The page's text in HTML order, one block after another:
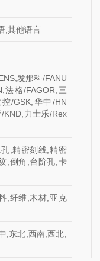
,其他语言
发那科/FANU
法格/FAGOR,三
/GSK,华中/HN
KND,力士乐/Rex
,精密刻线,精密
,倒角,台阶孔,卡
,纤维,木材,亚克
,东北,西南,西北,